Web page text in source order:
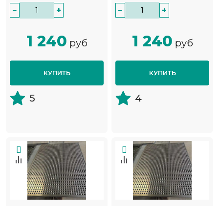
− +
1 240 руб
КУПИТЬ
5
− +
1 240 руб
КУПИТЬ
4